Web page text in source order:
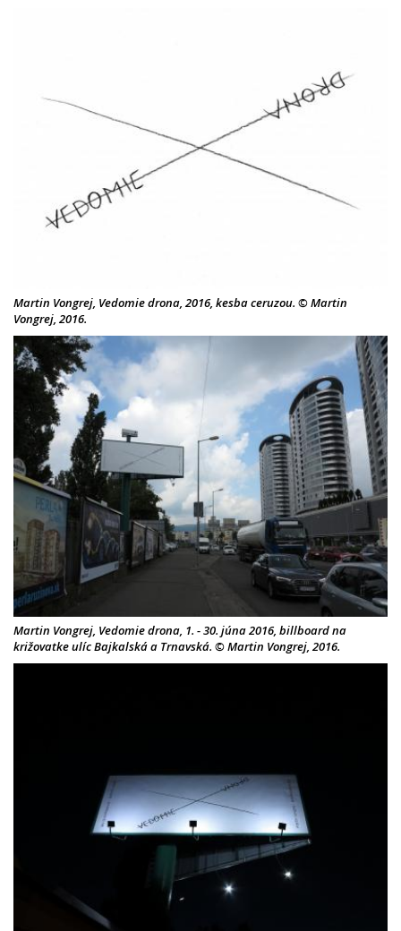
Martin Vongrej, Vedomie drona, 2016, kesba ceruzou. © Martin
Vongrej, 2016.
Martin Vongrej, Vedomie drona, 1. - 30. júna 2016, billboard na
križovatke ulíc Bajkalská a Trnavská. © Martin Vongrej, 2016.